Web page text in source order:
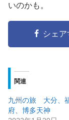
いのかも。
シェア
関連
九州の旅 大分、
府、博多天神